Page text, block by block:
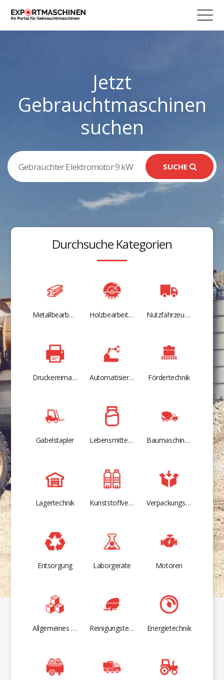
Jetzt
Gebrauchtmaschinen
suchen
SUCHE
Durchsuche Kategorien
Metallbearbeitungsmaschinen und Werkzeugmaschinen Holzbearbeitungsmaschinen Nutzfahrzeuge
Druckereimaschinen Automatisierungstechnik Fördertechnik
Gabelstapler Lebensmitteltechnik Baumaschinen
Lagertechnik Kunststoffverarbeitung Verpackungsmaschinen
Entsorgung Laborgeräte Motoren
Allgemeines Inventar Reinigungstechnik Energietechnik